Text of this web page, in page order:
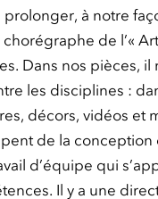
à notre
chorégraphe de l’«
Dans nos pièces, il
les disciplines :
décors, vidéos et
de la conception
d’équipe qui
Il y a une